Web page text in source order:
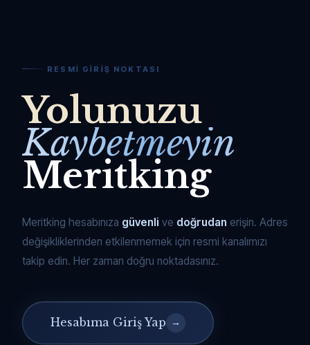
RESMI GIRIŞ NOKTASI
Yolunuzu
Kaybetmeyin
Meritking
Meritking hesabınıza güvenli ve doğrudan erişin. Adres
değişikliklerinden etkilenmemek için resmi kanalımızı
takip edin. Her zaman doğru noktadasınız.
Hesabıma Giriş Yap →